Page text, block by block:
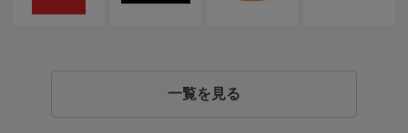
一覧を見る